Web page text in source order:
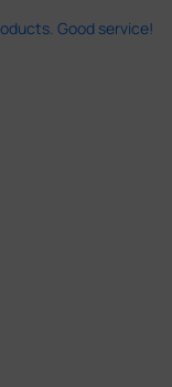
Good service!